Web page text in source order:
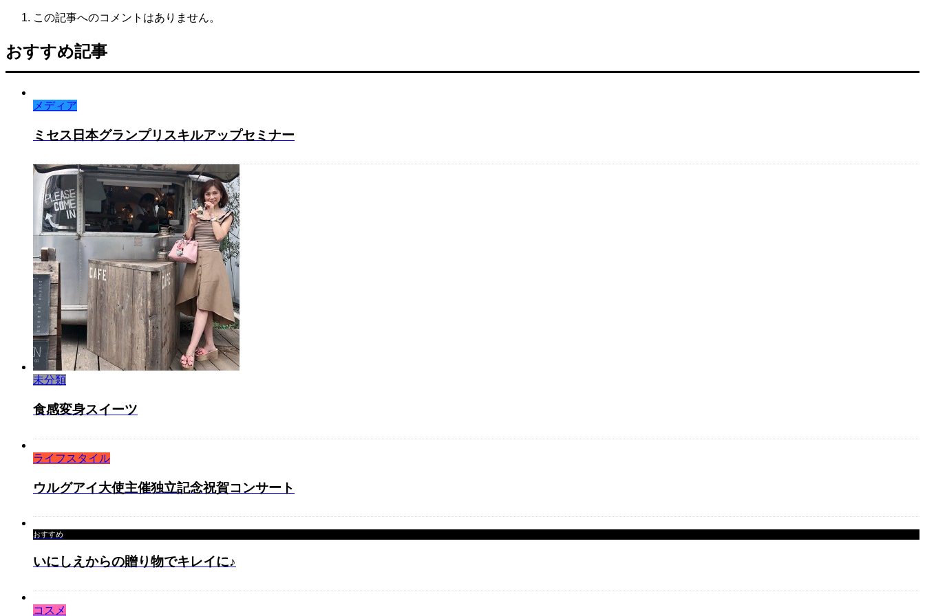
この記事へのコメントはありません。
おすすめ記事
メディア
ミセス日本グランプリスキルアップセミナー
未分類
食感変身スイーツ
ライフスタイル
ウルグアイ大使主催独立記念祝賀コンサート
おすすめ
いにしえからの贈り物でキレイに♪
コスメ